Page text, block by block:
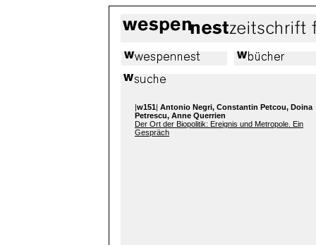
|w151| Antonio Negri, Constantin Petcou, Doina
Petrescu, Anne Querrien
Der Ort der Biopolitik: Ereignis und Metropole. Ein
Gespräch